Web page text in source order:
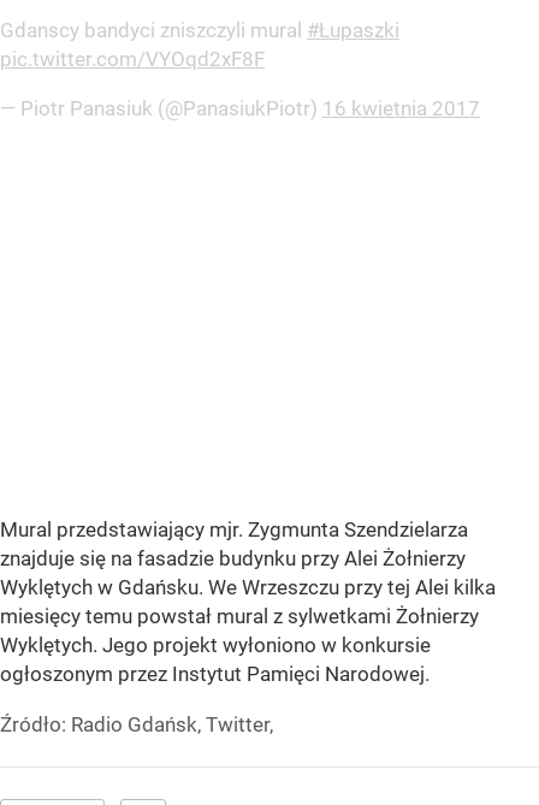
Gdanscy bandyci zniszczyli mural #Łupaszki
pic.twitter.com/VYOqd2xF8F
— Piotr Panasiuk (@PanasiukPiotr) 16 kwietnia 2017
Mural przedstawiający mjr. Zygmunta Szendzielarza
znajduje się na fasadzie budynku przy Alei Żołnierzy
Wyklętych w Gdańsku. We Wrzeszczu przy tej Alei kilka
miesięcy temu powstał mural z sylwetkami Żołnierzy
Wyklętych. Jego projekt wyłoniono w konkursie
ogłoszonym przez Instytut Pamięci Narodowej.
Źródło: Radio Gdańsk, Twitter,